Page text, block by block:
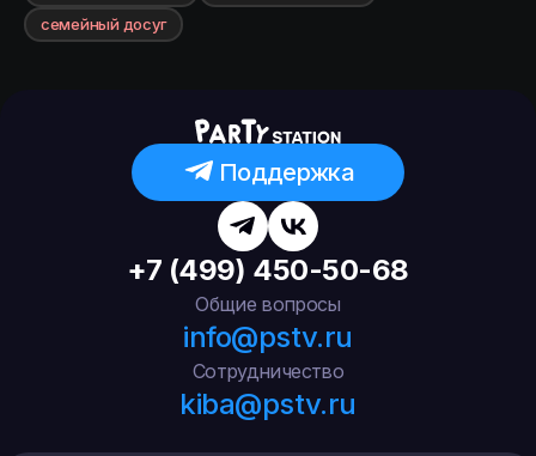
семейный досуг
+7 (499) 450-50-68
Общие вопросы
info@pstv.ru
Сотрудничество
kiba@pstv.ru
Поддержка